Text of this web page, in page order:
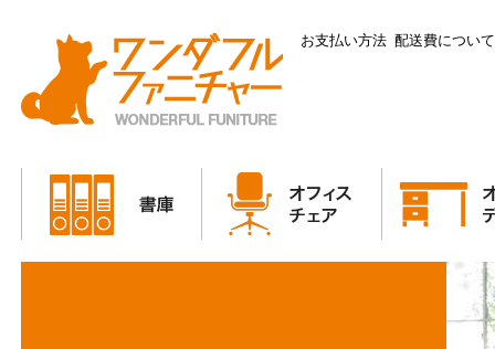
お支払い方法 配送費について